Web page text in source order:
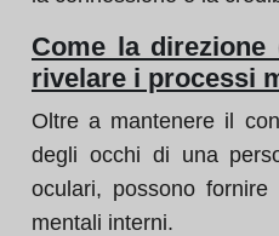
Come la
rivelare i processi
Oltre a mantenere il
degli occhi di una
oculari, possono
mentali interni.